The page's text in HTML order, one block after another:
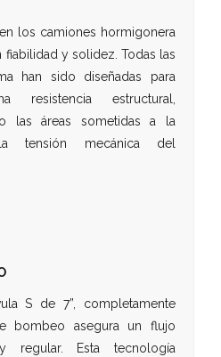
los camiones hormigonera
fiabilidad y solidez. Todas las
han sido diseñadas para
resistencia estructural,
las áreas sometidas a la
tensión mecánica del
S de 7”, completamente
bombeo asegura un flujo
regular. Esta tecnología